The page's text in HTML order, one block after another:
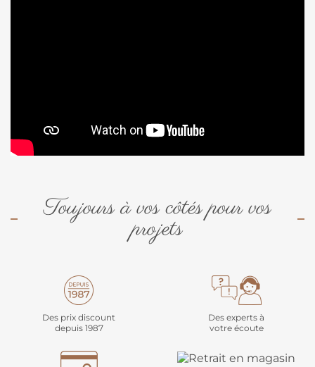
Toujours à vos côtés pour vos
projets
Des prix discount
depuis 1987
Des experts à
votre écoute